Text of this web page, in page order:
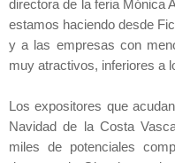
directora de la feria Mónica
estamos haciendo desde
y a las empresas con
muy atractivos, inferiores a
Los expositores que
Navidad de
la Costa
miles de potenciales